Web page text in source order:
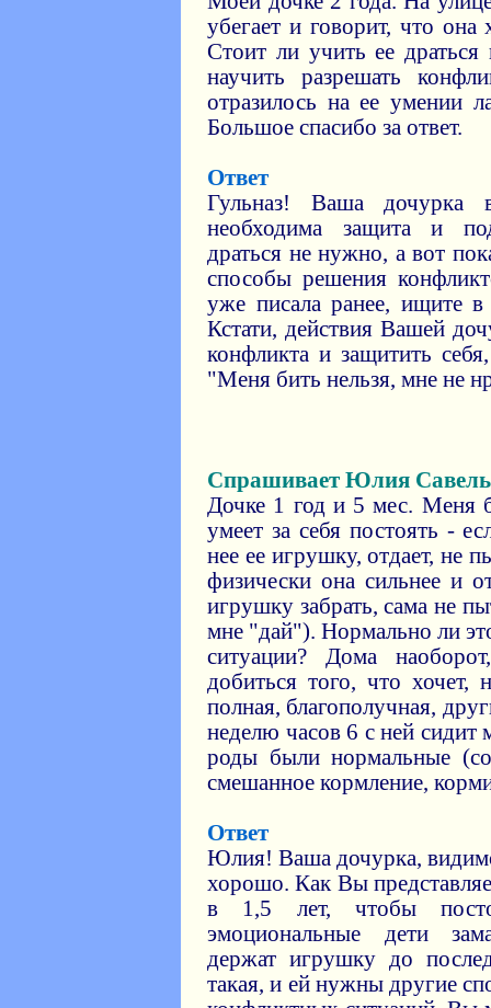
убегает и говорит, что
Стоит ли учить ее драться
научить разрешать
отразилось на ее умении
Большое спасибо за ответ.
Ответ
Гульназ! Ваша дочурка
необходима защита и
драться не нужно, а вот
способы решения
уже писала ранее, ищите
Кстати, действия Вашей
конфликта и защитить
"Меня бить нельзя, мне не
Спрашивает Юлия
Дочке 1 год и 5 мес. Меня
умеет за себя постоять -
нее ее игрушку, отдает, не
физически она сильнее и
игрушку забрать, сама не
мне "дай"). Нормально ли
ситуации? Дома
добиться того, что хочет,
полная, благополучная,
неделю часов 6 с ней сидит
роды были нормальные (со
смешанное кормление,
Ответ
Юлия! Ваша дочурка,
хорошо. Как Вы
в 1,5 лет, чтобы
эмоциональные дети
держат игрушку до
такая, и ей нужны другие